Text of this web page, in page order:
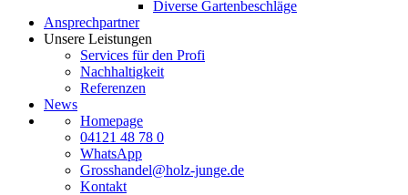
Diverse Gartenbeschläge
Ansprechpartner
Unsere Leistungen
Services für den Profi
Nachhaltigkeit
Referenzen
News
Homepage
04121 48 78 0
WhatsApp
Grosshandel@holz-junge.de
Kontakt